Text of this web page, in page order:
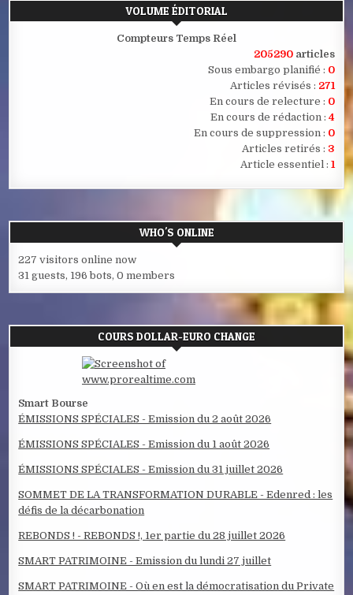
VOLUME ÉDITORIAL
Compteurs Temps Réel
205290 articles
Sous embargo planifié : 0
Articles révisés : 271
En cours de relecture : 0
En cours de rédaction : 4
En cours de suppression : 0
Articles retirés : 3
Article essentiel : 1
WHO'S ONLINE
227 visitors online now
31 guests, 196 bots, 0 members
COURS DOLLAR-EURO CHANGE
Smart Bourse
ÉMISSIONS SPÉCIALES - Emission du 2 août 2026
ÉMISSIONS SPÉCIALES - Emission du 1 août 2026
ÉMISSIONS SPÉCIALES - Emission du 31 juillet 2026
SOMMET DE LA TRANSFORMATION DURABLE - Edenred : les
défis de la décarbonation
REBONDS ! - REBONDS !, 1er partie du 28 juillet 2026
SMART PATRIMOINE - Emission du lundi 27 juillet
SMART PATRIMOINE - Où en est la démocratisation du Private